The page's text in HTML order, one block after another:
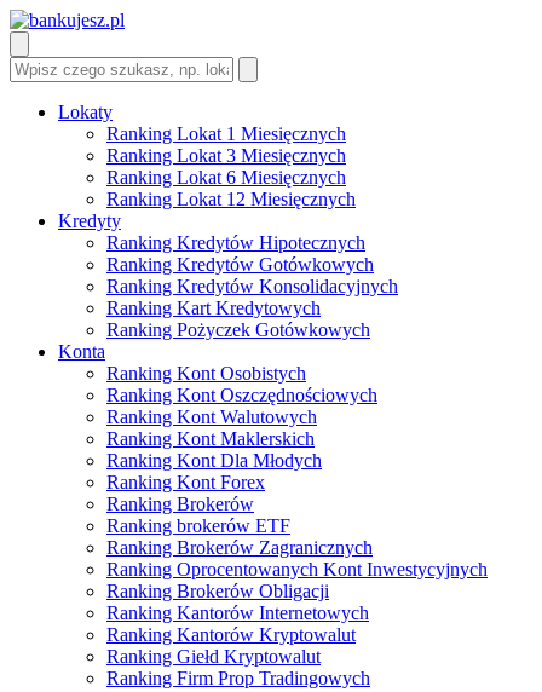
Lokaty
Ranking Lokat 1 Miesięcznych
Ranking Lokat 3 Miesięcznych
Ranking Lokat 6 Miesięcznych
Ranking Lokat 12 Miesięcznych
Kredyty
Ranking Kredytów Hipotecznych
Ranking Kredytów Gotówkowych
Ranking Kredytów Konsolidacyjnych
Ranking Kart Kredytowych
Ranking Pożyczek Gotówkowych
Konta
Ranking Kont Osobistych
Ranking Kont Oszczędnościowych
Ranking Kont Walutowych
Ranking Kont Maklerskich
Ranking Kont Dla Młodych
Ranking Kont Forex
Ranking Brokerów
Ranking brokerów ETF
Ranking Brokerów Zagranicznych
Ranking Oprocentowanych Kont Inwestycyjnych
Ranking Brokerów Obligacji
Ranking Kantorów Internetowych
Ranking Kantorów Kryptowalut
Ranking Giełd Kryptowalut
Ranking Firm Prop Tradingowych